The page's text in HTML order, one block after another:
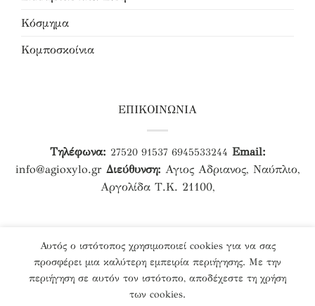
Κόσμημα
Κομποσκοίνια
ΕΠΙΚΟΙΝΩΝΙΑ
Τηλέφωνα: 27520 91537 6945533244 Email:
info@agioxylo.gr Διεύθυνση: Αγιος Αδριανος, Ναύπλιο,
Αργολίδα Τ.Κ. 21100,
Designed & Developed by Agioxylo.gr
Αυτός ο ιστότοπος χρησιμοποιεί cookies για να σας
προσφέρει μια καλύτερη εμπειρία περιήγησης. Με την
περιήγηση σε αυτόν τον ιστότοπο, αποδέχεστε τη χρήση
των cookies.